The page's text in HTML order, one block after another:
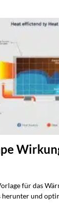
für das
und